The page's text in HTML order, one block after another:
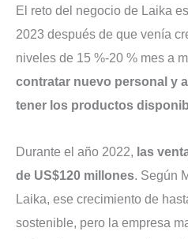
El reto del negocio de Laika
2023 después de que venía
niveles de 15 %-20 % mes a
contratar nuevo personal y
tener los productos
Durante el año 2022, las
de US$120 millones. Según
Laika, ese crecimiento de
sostenible, pero la empresa